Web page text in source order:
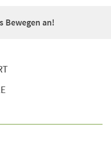
Bewegen an!